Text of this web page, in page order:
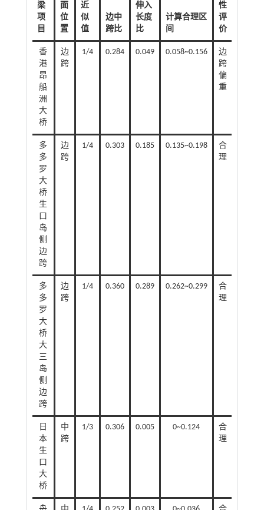
梁
项
目
面
位
置
近
似
值
边中
跨比
伸入
长度
比
计算合理区
间
性
评
价
香
港
昂
船
洲
大
桥
边
跨
1/4 0.284 0.049 0.058~0.156
边
跨
偏
重
多
多
罗
大
桥
生
口
岛
侧
边
跨
边
跨
1/4 0.303 0.185 0.135~0.198
合
理
多
多
罗
大
桥
大
三
岛
侧
边
跨
边
跨
1/4 0.360 0.289 0.262~0.299
合
理
日
本
生
口
大
桥
中
跨
1/3 0.306 0.005 0~0.124
合
理